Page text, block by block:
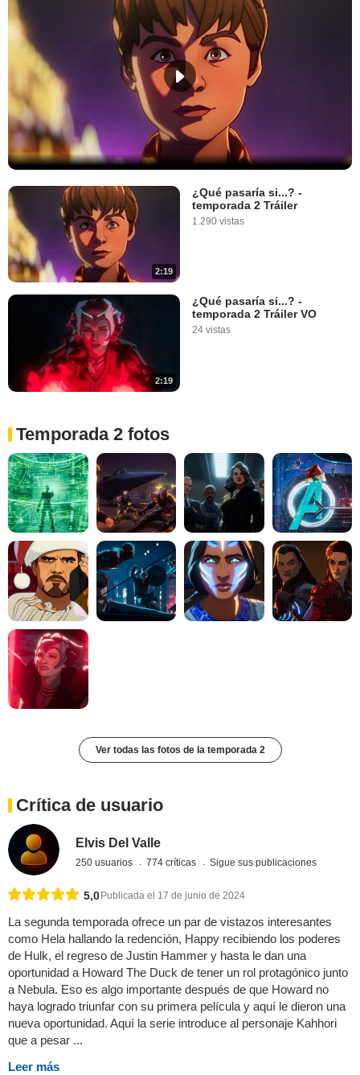
2:19
¿Qué pasaría si...? -
temporada 2 Tráiler
1.290 vistas
2:19
¿Qué pasaría si...? -
temporada 2 Tráiler VO
24 vistas
Temporada 2 fotos
Ver todas las fotos de la temporada 2
Crítica de usuario
Elvis Del Valle
250 usuarios 774 críticas Sigue sus publicaciones
5,0 Publicada el 17 de junio de 2024
La segunda temporada ofrece un par de vistazos interesantes
como Hela hallando la redención, Happy recibiendo los poderes
de Hulk, el regreso de Justin Hammer y hasta le dan una
oportunidad a Howard The Duck de tener un rol protagónico junto
a Nebula. Eso es algo importante después de que Howard no
haya logrado triunfar con su primera película y aquí le dieron una
nueva oportunidad. Aquí la serie introduce al personaje Kahhori
que a pesar ...
Leer más